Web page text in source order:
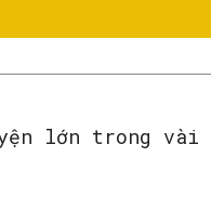
lớn trong